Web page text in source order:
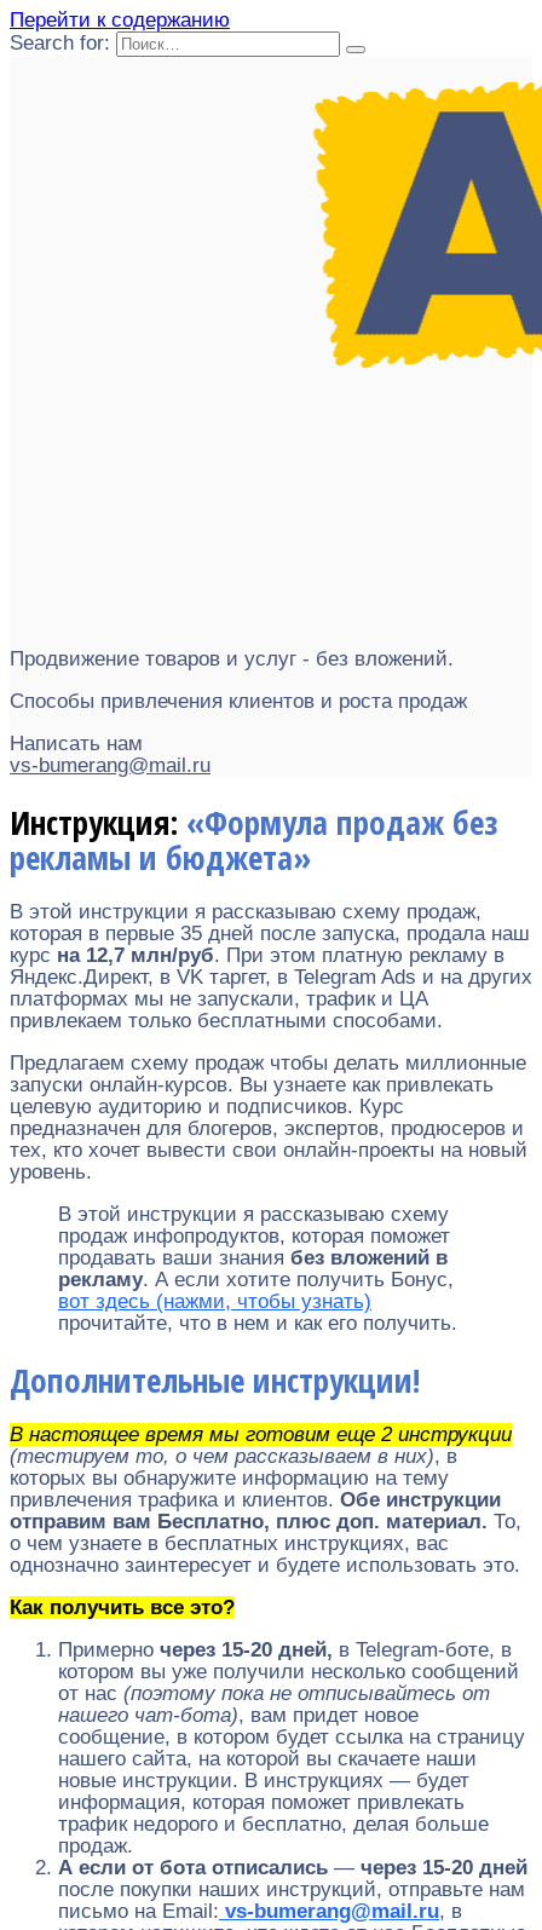
Перейти к содержанию
Search for:
Продвижение товаров и услуг - без вложений.
Способы привлечения клиентов и роста продаж
Написать нам
vs-bumerang@mail.ru
Инструкция: «Формула продаж без
рекламы и бюджета»
В этой инструкции я рассказываю схему продаж,
которая в первые 35 дней после запуска, продала наш
курс на 12,7 млн/руб. При этом платную рекламу в
Яндекс.Директ, в VK таргет, в Telegram Ads и на других
платформах мы не запускали, трафик и ЦА
привлекаем только бесплатными способами.
Предлагаем схему продаж чтобы делать миллионные
запуски онлайн-курсов. Вы узнаете как привлекать
целевую аудиторию и подписчиков. Курс
предназначен для блогеров, экспертов, продюсеров и
тех, кто хочет вывести свои онлайн-проекты на новый
уровень.
В этой инструкции я рассказываю схему
продаж инфопродуктов, которая поможет
продавать ваши знания без вложений в
рекламу. А если хотите получить Бонус,
вот здесь (нажми, чтобы узнать)
прочитайте, что в нем и как его получить.
Дополнительные инструкции!
В настоящее время мы готовим еще 2 инструкции
(тестируем то, о чем рассказываем в них), в
которых вы обнаружите информацию на тему
привлечения трафика и клиентов. Обе инструкции
отправим вам Бесплатно, плюс доп. материал. То,
о чем узнаете в бесплатных инструкциях, вас
однозначно заинтересует и будете использовать это.
Как получить все это?
Примерно через 15-20 дней, в Telegram-боте, в
котором вы уже получили несколько сообщений
от нас (поэтому пока не отписывайтесь от
нашего чат-бота), вам придет новое
сообщение, в котором будет ссылка на страницу
нашего сайта, на которой вы скачаете наши
новые инструкции. В инструкциях — будет
информация, которая поможет привлекать
трафик недорого и бесплатно, делая больше
продаж.
А если от бота отписались — через 15-20 дней
после покупки наших инструкций, отправьте нам
письмо на Email: vs-bumerang@mail.ru, в